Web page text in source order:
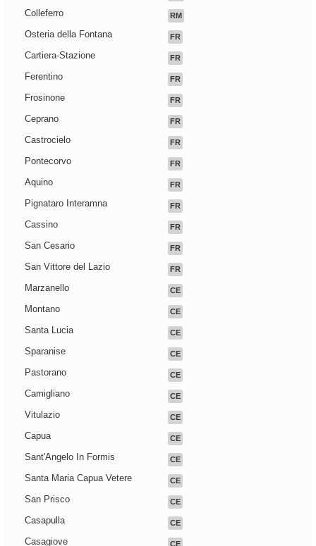
Colleferro RM
Osteria della Fontana FR
Cartiera-Stazione FR
Ferentino FR
Frosinone FR
Ceprano FR
Castrocielo FR
Pontecorvo FR
Aquino FR
Pignataro Interamna FR
Cassino FR
San Cesario FR
San Vittore del Lazio FR
Marzanello CE
Montano CE
Santa Lucia CE
Sparanise CE
Pastorano CE
Camigliano CE
Vitulazio CE
Capua CE
Sant'Angelo In Formis CE
Santa Maria Capua Vetere CE
San Prisco CE
Casapulla CE
Casagiove CE